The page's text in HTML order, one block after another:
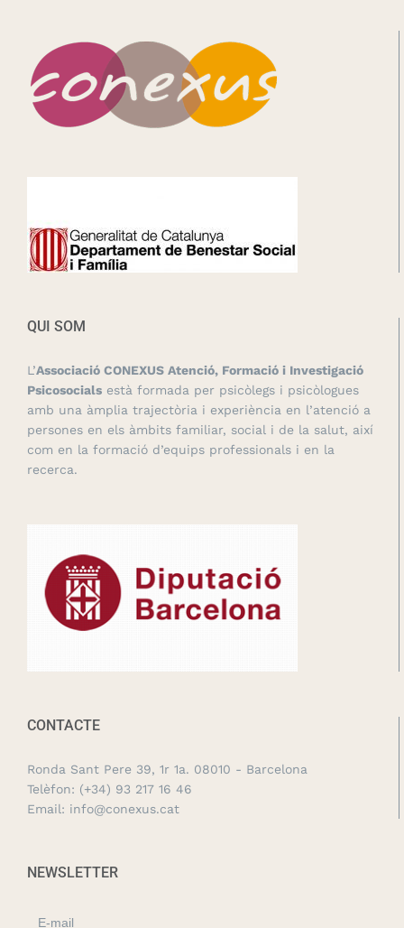
QUI SOM
L’Associació CONEXUS Atenció, Formació i Investigació
Psicosocials està formada per psicòlegs i psicòlogues
amb una àmplia trajectòria i experiència en l’atenció a
persones en els àmbits familiar, social i de la salut, així
com en la formació d’equips professionals i en la
recerca.
CONTACTE
Ronda Sant Pere 39, 1r 1a. 08010 - Barcelona
Telèfon: (+34) 93 217 16 46
Email: info@conexus.cat
NEWSLETTER
E-mail